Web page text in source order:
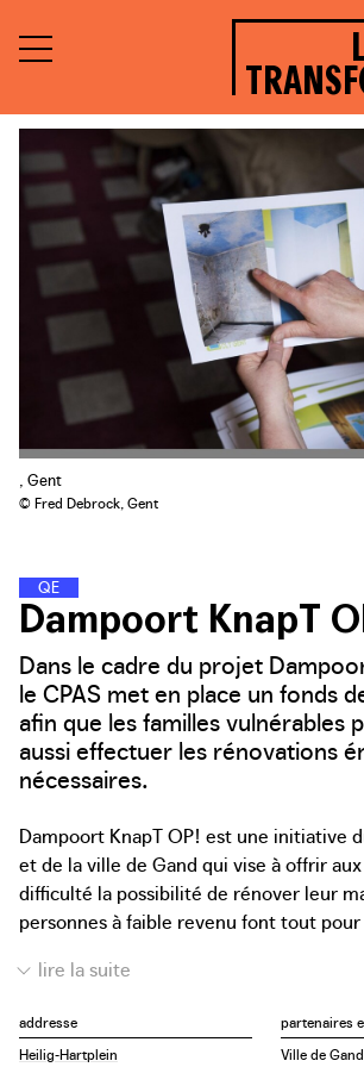
, Gent
© Fred Debrock, Gent
QU
A
R
T
IE
Dampoort KnapT
Dans le cadre du projet
le CPAS met en place un fonds
afin que les familles vulnérables
aussi effectuer les rénovations
nécessaires.
Dampoort KnapT OP! est une initiative
et de la ville de Gand qui vise à offrir
difficulté la possibilité de rénover leur
personnes à faible revenu font tout
et sans confort de base. Ils manquent
les travaux de réparation nécessaires.
addresse
Heilig-Hartplein
partenaires
Ville de